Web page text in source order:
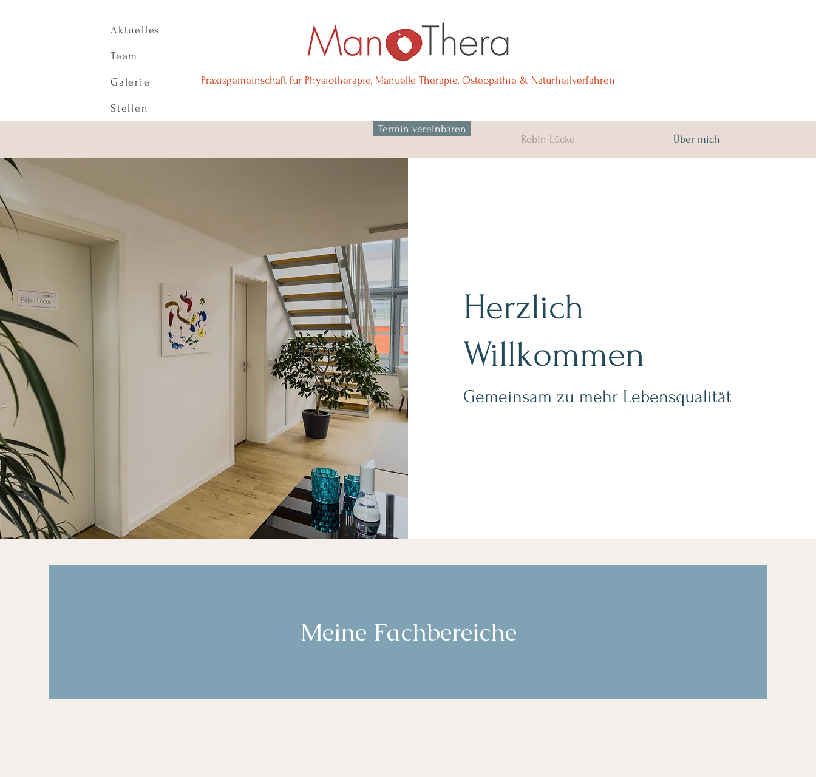
Aktuelles
Team
Praxisgemeinschaft für Physiotherapie, Manuelle Therapie, Osteopathie & Naturheilverfahren
Galerie
Stellen
Herzlich
Willkommen
Gemeinsam zu mehr Lebensqualität
Termin vereinbaren
Robin Lücke
Über mich
Meine Fachbereiche